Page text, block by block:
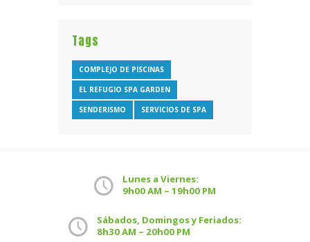
Tags
COMPLEJO DE PISCINAS
EL REFUGIO SPA GARDEN
SENDERISMO SERVICIOS DE SPA
Lunes a Viernes:
9h00 AM – 19h00 PM
Sábados, Domingos y Feriados:
8h30 AM – 20h00 PM